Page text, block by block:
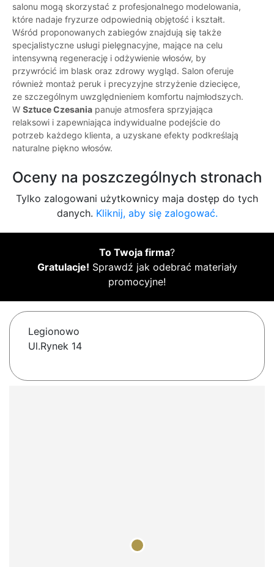
salonu mogą skorzystać z profesjonalnego modelowania,
które nadaje fryzurze odpowiednią objętość i kształt.
Wśród proponowanych zabiegów znajdują się także
specjalistyczne usługi pielęgnacyjne, mające na celu
intensywną regenerację i odżywienie włosów, by
przywrócić im blask oraz zdrowy wygląd. Salon oferuje
również montaż peruk i precyzyjne strzyżenie dziecięce,
ze szczególnym uwzględnieniem komfortu najmłodszych.
W Sztuce Czesania panuje atmosfera sprzyjająca
relaksowi i zapewniająca indywidualne podejście do
potrzeb każdego klienta, a uzyskane efekty podkreślają
naturalne piękno włosów.
Oceny na poszczególnych stronach
Tylko zalogowani użytkownicy maja dostęp do tych
danych. Kliknij, aby się zalogować.
To Twoja firma?
Gratulacje! Sprawdź jak odebrać materiały
promocyjne!
Legionowo
Ul.Rynek 14